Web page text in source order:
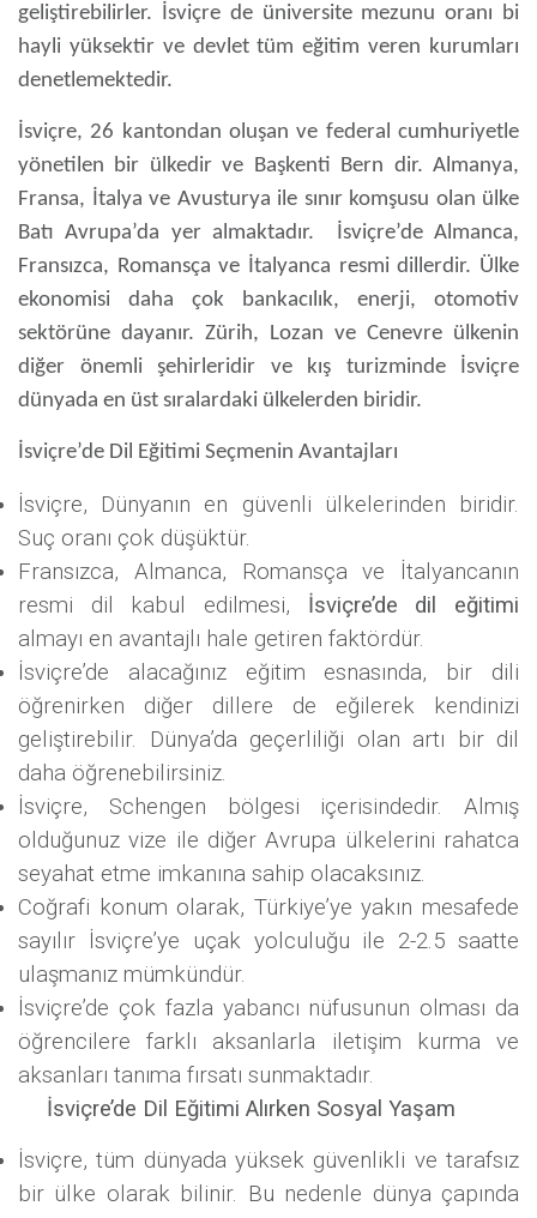
geliştirebilirler. İsviçre de üniversite mezunu oranı bi
hayli yüksektir ve devlet tüm eğitim veren kurumları
denetlemektedir.
İsviçre, 26 kantondan oluşan ve federal cumhuriyetle
yönetilen bir ülkedir ve Başkenti Bern dir. Almanya,
Fransa, İtalya ve Avusturya ile sınır komşusu olan ülke
Batı Avrupa’da yer almaktadır. İsviçre’de Almanca,
Fransızca, Romansça ve İtalyanca resmi dillerdir. Ülke
ekonomisi daha çok bankacılık, enerji, otomotiv
sektörüne dayanır. Zürih, Lozan ve Cenevre ülkenin
diğer önemli şehirleridir ve kış turizminde İsviçre
dünyada en üst sıralardaki ülkelerden biridir.
İsviçre’de Dil Eğitimi Seçmenin Avantajları
İsviçre, Dünyanın en güvenli ülkelerinden biridir.
Suç oranı çok düşüktür.
Fransızca, Almanca, Romansça ve İtalyancanın
resmi dil kabul edilmesi, İsviçre’de dil eğitimi
almayı en avantajlı hale getiren faktördür.
İsviçre’de alacağınız eğitim esnasında, bir dili
öğrenirken diğer dillere de eğilerek kendinizi
geliştirebilir. Dünya’da geçerliliği olan artı bir dil
daha öğrenebilirsiniz.
İsviçre, Schengen bölgesi içerisindedir. Almış
olduğunuz vize ile diğer Avrupa ülkelerini rahatca
seyahat etme imkanına sahip olacaksınız.
Coğrafi konum olarak, Türkiye’ye yakın mesafede
sayılır İsviçre’ye uçak yolculuğu ile 2-2.5 saatte
ulaşmanız mümkündür.
İsviçre’de çok fazla yabancı nüfusunun olması da
öğrencilere farklı aksanlarla iletişim kurma ve
aksanları tanıma fırsatı sunmaktadır.
İsviçre’de Dil Eğitimi Alırken Sosyal Yaşam
İsviçre, tüm dünyada yüksek güvenlikli ve tarafsız
bir ülke olarak bilinir. Bu nedenle dünya çapında